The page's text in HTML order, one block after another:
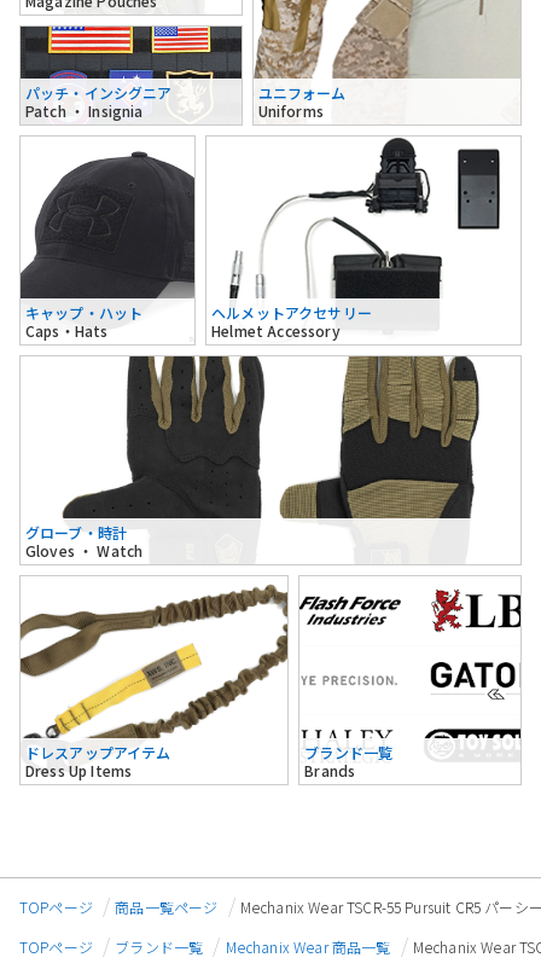
パッチ・インシグニア
Patch ・ Insignia
ユニフォーム
Uniforms
キャップ・ハット
Caps・Hats
ヘルメットアクセサリー
Helmet Accessory
グローブ・時計
Gloves ・ Watch
ドレスアップアイテム
Dress Up Items
ブランド一覧
Brands
TOPページ 商品一覧ページ
Mechanix Wear TSCR-55 Pursuit CR5 パー
TOPページ
ブランド一覧 Mechanix Wear 商品一覧
Mechanix Wear